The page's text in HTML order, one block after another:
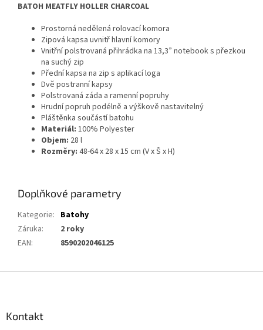
BATOH MEATFLY HOLLER CHARCOAL
Prostorná nedělená rolovací komora
Zipová kapsa uvnitř hlavní komory
Vnitřní polstrovaná přihrádka na 13,3” notebook s přezkou
na suchý zip
Přední kapsa na zip s aplikací loga
Dvě postranní kapsy
Polstrovaná záda a ramenní popruhy
Hrudní popruh podélně a výškově nastavitelný
Pláštěnka součástí batohu
Materiál: 100% Polyester
Objem: 28 l
Rozměry: 48-64 x 28 x 15 cm (V x Š x H)
Doplňkové parametry
Kategorie: Batohy
Záruka:
2 roky
EAN: 8590202046125
Kontakt